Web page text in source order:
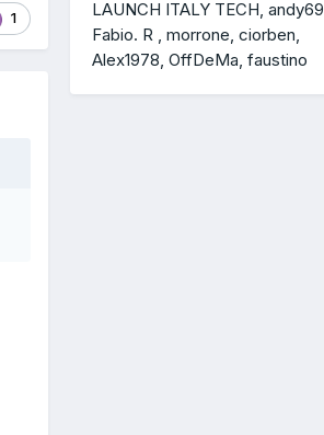
1
LAUNCH ITALY TECH andy69
Fabio. R
morrone ciorben
Alex1978 OffDeMa faustino